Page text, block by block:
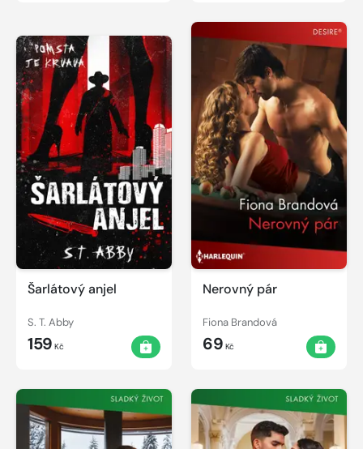
Šarlátový anjel
S. T. Abby
159 Kč
Nerovný pár
Fiona Brandová
69 Kč